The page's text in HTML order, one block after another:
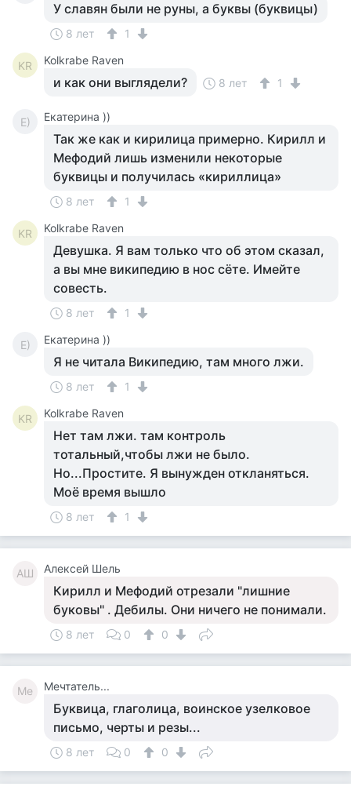
У славян были не руны, а буквы (буквицы)
8 лет 1
KR Kolkrabe Raven
и как они выглядели? 8 лет 1
Е) Екатерина ))
Так же как и кирилица примерно. Кирилл и
Мефодий лишь изменили некоторые
буквицы и получилась «кириллица»
8 лет 1
KR Kolkrabe Raven
Девушка. Я вам только что об этом сказал,
а вы мне википедию в нос сёте. Имейте
совесть.
8 лет 1
Е) Екатерина ))
Я не читала Википедию, там много лжи.
8 лет 1
KR Kolkrabe Raven
Нет там лжи. там контроль
тотальный,чтобы лжи не было.
Но...Простите. Я вынужден откланяться.
Моё время вышло
8 лет 1
АШ Алексей Шель
Кирилл и Мефодий отрезали "лишние
буковы" . Дебилы. Они ничего не понимали.
8 лет 0 0
Ме Мечтатель...
Буквица, глаголица, воинское узелковое
письмо, черты и резы...
8 лет 0 0